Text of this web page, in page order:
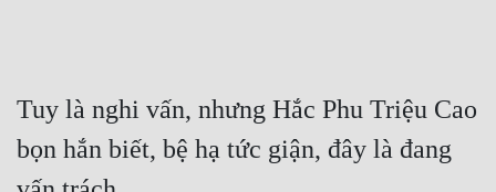
Tuy là nghi vấn, nhưng Hắc Phu Triệu Cao
bọn hắn biết, bệ hạ tức giận, đây là đang